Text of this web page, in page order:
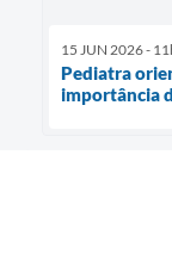
15 JUN 2026 -
Pediatra
importância